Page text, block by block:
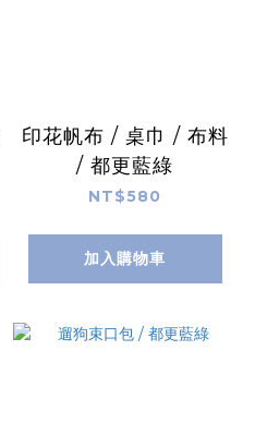
印花帆布 / 桌巾 / 布料
/ 都更藍綠
NT$580
加入購物車